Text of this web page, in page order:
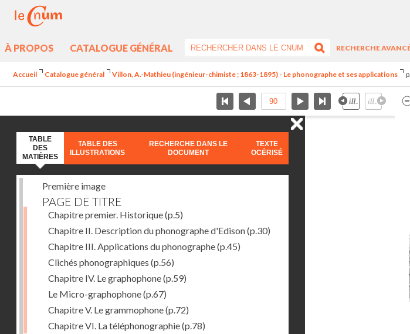
À PROPOS CATALOGUE GÉNÉRAL
RECHERCHE
Accueil Catalogue général Villon, A.-Mathieu (ingénieur-chimiste ; 1863-1895) - Le phonographe et ses applications
TABLE
DES
MATIÈRES
TABLE DES
ILLUSTRATIONS
RECHERCHE DANS LE
DOCUMENT
TEXTE
OCÉRISÉ
Première image
PAGE DE TITRE
Chapitre premier. Historique(p.5)
Chapitre II. Description du phonographe d'Edison(p.30)
Chapitre III. Applications du phonographe(p.45)
Clichés phonographiques (p.56)
Chapitre IV. Le graphophone(p.59)
Le Micro-graphophone(p.67)
Chapitre V. Le grammophone(p.72)
Chapitre VI. La téléphonographie(p.78)